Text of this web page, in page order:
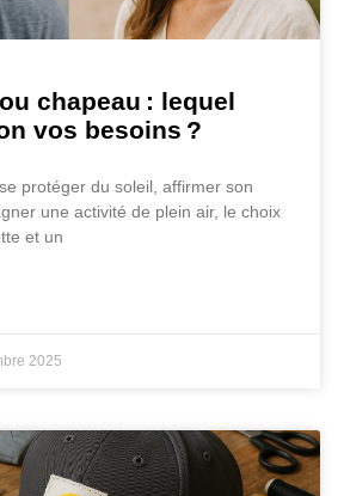
chapeau : lequel
vos besoins ?
protéger du soleil, affirmer son
une activité de plein air, le choix
et un
2025